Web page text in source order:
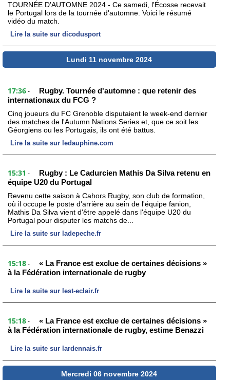
TOURNÉE D'AUTOMNE 2024 - Ce samedi, l'Écosse recevait
le Portugal lors de la tournée d'automne. Voici le résumé
vidéo du match.
Lire la suite sur dicodusport
Lundi 11 novembre 2024
17:36 -
Rugby. Tournée d'automne : que retenir des
internationaux du FCG ?
Cinq joueurs du FC Grenoble disputaient le week-end dernier
des matches de l'Autumn Nations Series et, que ce soit les
Géorgiens ou les Portugais, ils ont été battus.
Lire la suite sur ledauphine.com
15:31 -
Rugby : Le Cadurcien Mathis Da Silva retenu en
équipe U20 du Portugal
Revenu cette saison à Cahors Rugby, son club de formation,
où il occupe le poste d'arrière au sein de l'équipe fanion,
Mathis Da Silva vient d'être appelé dans l'équipe U20 du
Portugal pour disputer les matchs de...
Lire la suite sur ladepeche.fr
15:18 -
« La France est exclue de certaines décisions »
à la Fédération internationale de rugby
Lire la suite sur lest-eclair.fr
15:18 -
« La France est exclue de certaines décisions »
à la Fédération internationale de rugby, estime Benazzi
Lire la suite sur lardennais.fr
Mercredi 06 novembre 2024